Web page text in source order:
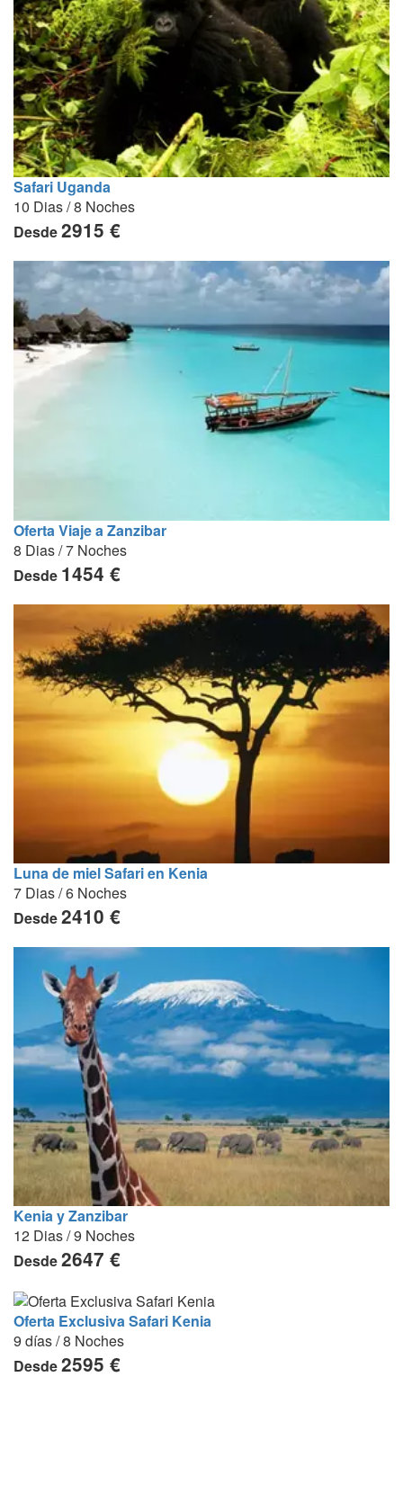
Safari Uganda
10 Dias / 8 Noches
Desde2915 €
Oferta Viaje a Zanzibar
8 Dias / 7 Noches
Desde 1454 €
Luna de miel Safari en Kenia
7 Dias / 6 Noches
Desde2410 €
Kenia y Zanzibar
12 Dias / 9 Noches
Desde2647 €
Oferta Exclusiva Safari Kenia
9 días / 8 Noches
Desde2595 €